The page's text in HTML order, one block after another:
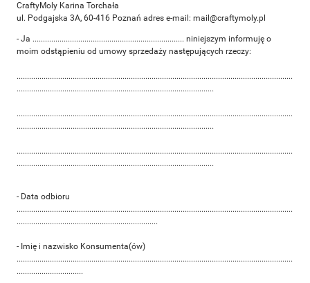
CraftyMoly Karina Torchała
ul. Podgajska 3A, 60-416 Poznań adres e-mail: mail@craftymoly.pl
- Ja ......................................................................... niniejszym informuję o
moim odstąpieniu od umowy sprzedaży następujących rzeczy:
.....................................................................................................................................
...............................................................................................
.....................................................................................................................................
...............................................................................................
.....................................................................................................................................
...............................................................................................
- Data odbioru
.....................................................................................................................................
....................................................................
- Imię i nazwisko Konsumenta(ów)
.....................................................................................................................................
................................